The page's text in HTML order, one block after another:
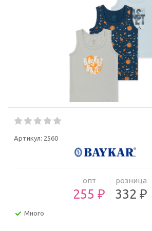
Артикул: 2560
опт
255 ₽
розница
332 ₽
Много